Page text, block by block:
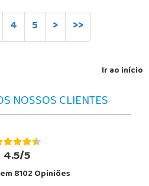
4 5 > >>
Ir ao início
NOSSOS CLIENTES
4.5/5
8102 Opiniões